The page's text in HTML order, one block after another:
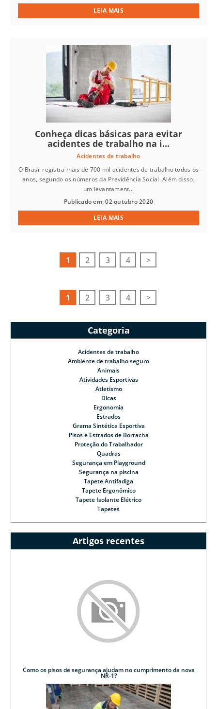
LEIA MAIS
Conheça dicas básicas para evitar
acidentes de trabalho na i...
Acidentes de trabalho
O Brasil registra mais de 700 mil acidentes de trabalho todos os
anos, segundo os números da Previdência Social. Além disso,
um levantament...
Publicado em: 02 outubro 2020
LEIA MAIS
1 2 3 4 >
1 2 3 4 >
Categoria
Acidentes de trabalho
Ambiente de trabalho seguro
Animais
Atividades Esportivas
Atletismo
Dicas
Ergonomia
Estrados
Grama Sintética Esportiva
Pisos e Estrados de Borracha
Proteção do Trabalhador
Quadras
Segurança em Playground
Segurança na piscina
Tapete Antifadiga
Tapete Ergonômico
Tapete Isolante Elétrico
Tapetes
Artigos recentes
Como os pisos de segurança ajudam no cumprimento da nova
NR-1?